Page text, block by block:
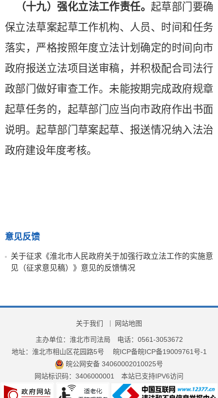
（十九）强化立法工作责任。 起草部门要确
保立法草案起草工作机构、人员、时间和任务
落实，严格按照年度立法计划确定的时间向市
政府报送立法项目送审稿，并积极配合司法行
政部门做好审查工作。未能按期完成政府规章
起草任务的，起草部门应当向市政府作出书面
说明。起草部门草案起草、报送情况纳入法治
政府建设年度考核。
意见反馈
关于征求《淮北市人民政府关于加强行政立法工作的实施意
见（征求意见稿）》意见的反馈情况
关于我们 网站地图
主办单位：淮北市司法局
电话：0561-3053672
地址：淮北市相山区花园路5号
皖ICP备皖ICP备19009761号-1
皖公网安备 34060002010025号
网站标识码：3406000001
本站已支持IPV6访问